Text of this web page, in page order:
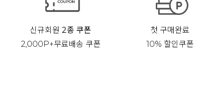
신규회원2종 쿠폰
2,000P+무료배송 쿠폰
첫 구매완료
10% 할인쿠폰